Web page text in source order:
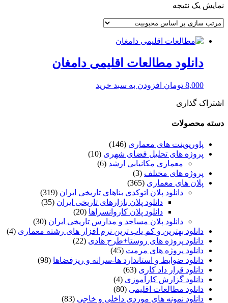
نمایش یک نتیجه
دانلود مطالعات اقلیمی دامغان
8,000 تومان افزودن به سبد خرید
اشتراک گذاری
دسته محصولات
پاورپوینت های معماری (146)
پروژه های تحلیل فضای شهری (10)
معماری مکانیابی ارشد (6)
پروژه های مختلف (3)
پلان های معماری (365)
دانلود پلان اتوکدی بناهای تاریخی ایران (319)
دانلود پلان بازارهای تاریخی ایران (35)
دانلود پلان کاروانسراها (20)
دانلود پلان مساجد و مدارس تاریخی ایران (30)
دانلود بهترین و کم یاب ترین نرم افزار های رشته معماری (4)
دانلود پروژه های روستا+طرح هادی (22)
دانلود پروژه های مرمت (45)
دانلود ضوابط و استاندارد ها-سرانه و ریزفضاها (98)
دانلود قرار داد کاری (63)
دانلود گزارش کارآموزی (4)
دانلود مطالعات اقلیمی (80)
دانلود نمونه های موردی داخلی و خاجی (83)